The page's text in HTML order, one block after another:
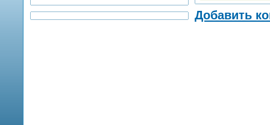
Добавить